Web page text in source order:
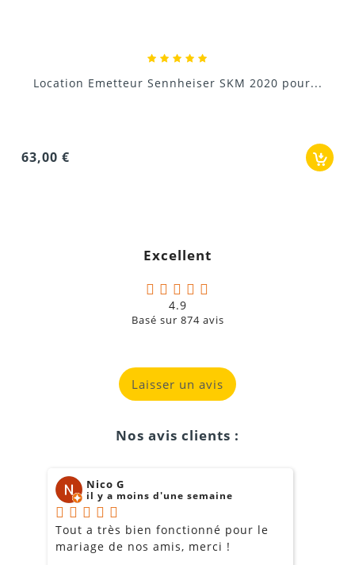
Location Emetteur Sennheiser SKM 2020 pour...
63,00 €
Excellent
4.9
Basé sur 874avis
Laisser un avis
Nos avis clients :
Nico G
il y a moins d'une semaine
Tout a très bien fonctionné pour le
mariage de nos amis, merci !